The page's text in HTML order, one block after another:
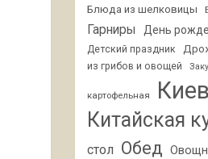
Блюда из шелковицы
Гарниры День
Детский праздник
из грибов и овощей
картофельная
Китайская
стол Обед